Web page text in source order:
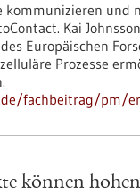
kommunizieren
Kai
Europäischen
Prozesse
fachbeitrag/pm/
können